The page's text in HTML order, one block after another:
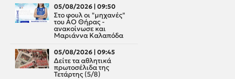
05/08/2026 | 09:50
Στο φουλ οι "μηχανές"
του ΑΟ Θήρας -
ανακοίνωσε και
Μαριάννα Καλαπόδα
05/08/2026 | 09:45
Δείτε τα αθλητικά
πρωτοσέλιδα της
Τετάρτης (5/8)